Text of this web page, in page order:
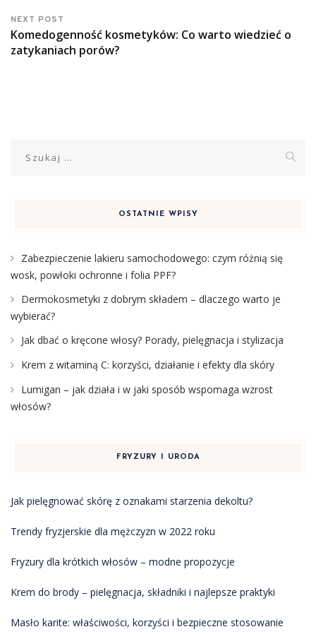
NEXT POST
Komedogenność kosmetyków: Co warto wiedzieć o
zatykaniach porów?
OSTATNIE WPISY
Zabezpieczenie lakieru samochodowego: czym różnią się
wosk, powłoki ochronne i folia PPF?
Dermokosmetyki z dobrym składem – dlaczego warto je
wybierać?
Jak dbać o kręcone włosy? Porady, pielęgnacja i stylizacja
Krem z witaminą C: korzyści, działanie i efekty dla skóry
Lumigan – jak działa i w jaki sposób wspomaga wzrost
włosów?
FRYZURY I URODA
Jak pielęgnować skórę z oznakami starzenia dekoltu?
Trendy fryzjerskie dla mężczyzn w 2022 roku
Fryzury dla krótkich włosów – modne propozycje
Krem do brody – pielęgnacja, składniki i najlepsze praktyki
Masło karite: właściwości, korzyści i bezpieczne stosowanie